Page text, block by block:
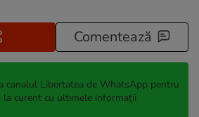
Comentează
canalul Libertatea de WhatsApp pentru
la curent cu ultimele informații